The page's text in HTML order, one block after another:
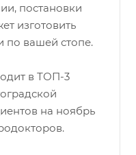
постановки
изготовить
по вашей стопе.
в ТОП-3
на ноябрь